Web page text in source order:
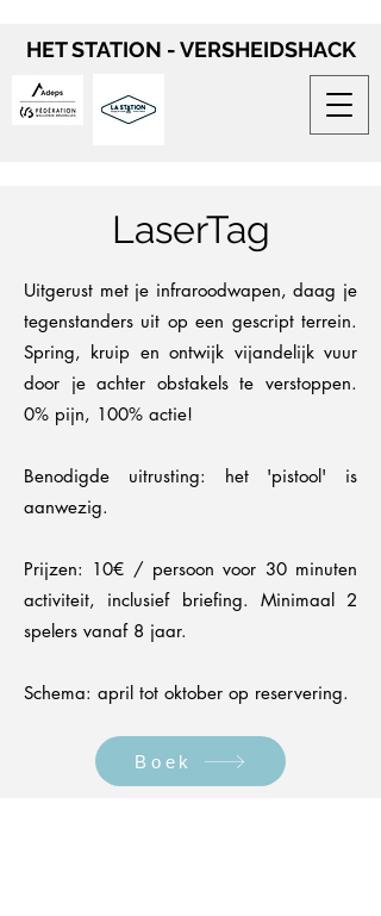
HET STATION - VERSHEIDSHACK
LaserTag
Uitgerust met je infraroodwapen, daag je
tegenstanders uit op een gescript terrein.
Spring, kruip en ontwijk vijandelijk vuur
door je achter obstakels te verstoppen.
0% pijn, 100% actie!
Benodigde uitrusting: het 'pistool' is
aanwezig.
Prijzen: 10€ / persoon voor 30 minuten
activiteit, inclusief briefing. Minimaal 2
spelers vanaf 8 jaar.
Schema: april tot oktober op reservering.
Boek